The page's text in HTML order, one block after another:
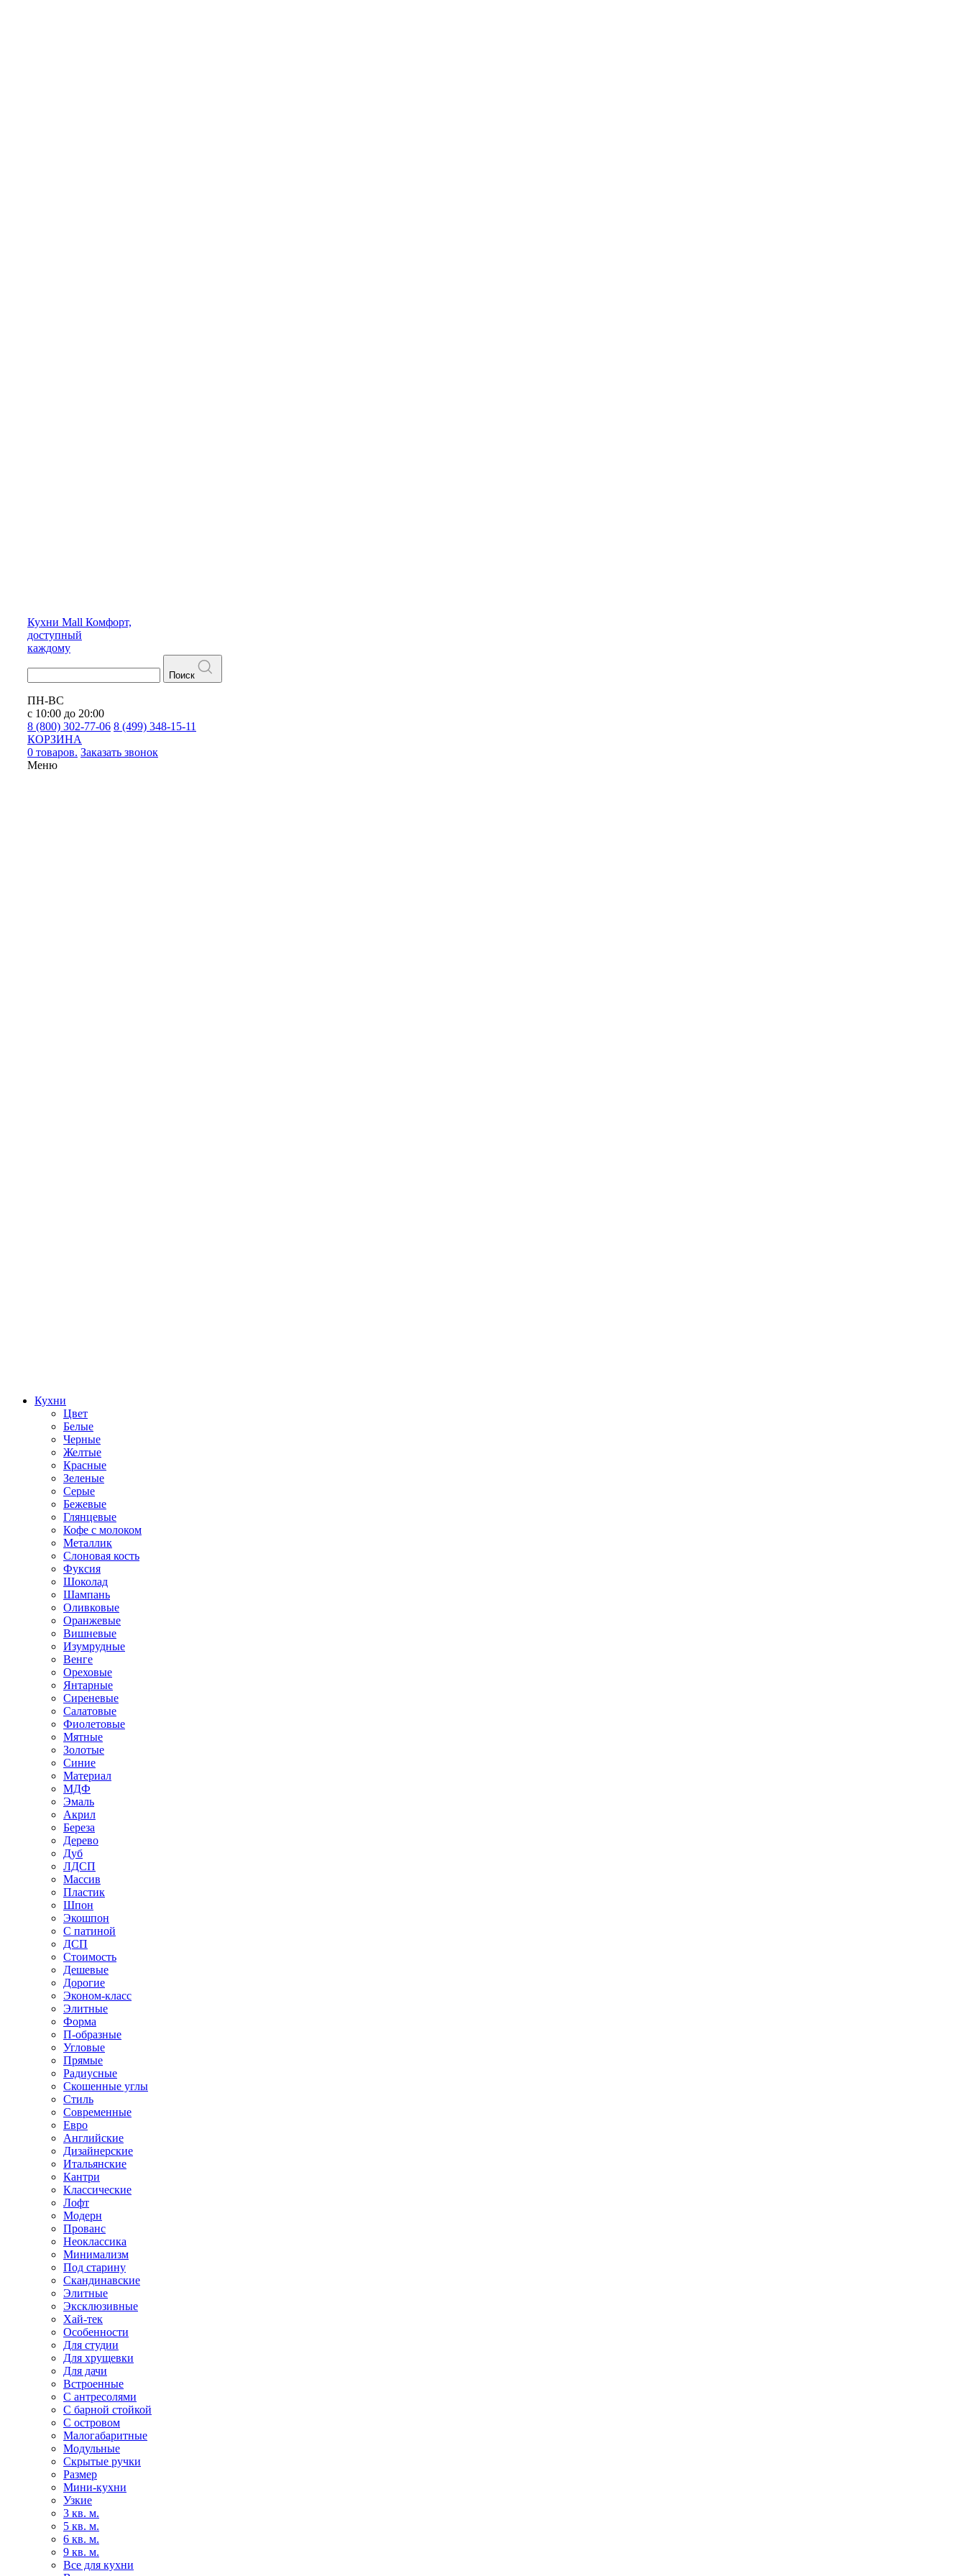
Кухни Mall Комфорт,
доступный
каждому
Поиск
ПН-ВС
с 10:00 до 20:00
8 (800) 302-77-06 8 (499) 348-15-11
КОРЗИНА
0 товаров. Заказать звонок
Меню
Кухни
Цвет
Белые
Черные
Желтые
Красные
Зеленые
Серые
Бежевые
Глянцевые
Кофе с молоком
Металлик
Слоновая кость
Фуксия
Шоколад
Шампань
Оливковые
Оранжевые
Вишневые
Изумрудные
Венге
Ореховые
Янтарные
Сиреневые
Салатовые
Фиолетовые
Мятные
Золотые
Синие
Материал
МДФ
Эмаль
Акрил
Береза
Дерево
Дуб
ЛДСП
Массив
Пластик
Шпон
Экошпон
С патиной
ДСП
Стоимость
Дешевые
Дорогие
Эконом-класс
Элитные
Форма
П-образные
Угловые
Прямые
Радиусные
Скошенные углы
Стиль
Современные
Евро
Английские
Дизайнерские
Итальянские
Кантри
Классические
Лофт
Модерн
Прованс
Неоклассика
Минимализм
Под старину
Скандинавские
Элитные
Эксклюзивные
Хай-тек
Особенности
Для студии
Для хрущевки
Для дачи
Встроенные
С антресолями
С барной стойкой
С островом
Малогабаритные
Модульные
Скрытые ручки
Размер
Мини-кухни
Узкие
3 кв. м.
5 кв. м.
6 кв. м.
9 кв. м.
Все для кухни